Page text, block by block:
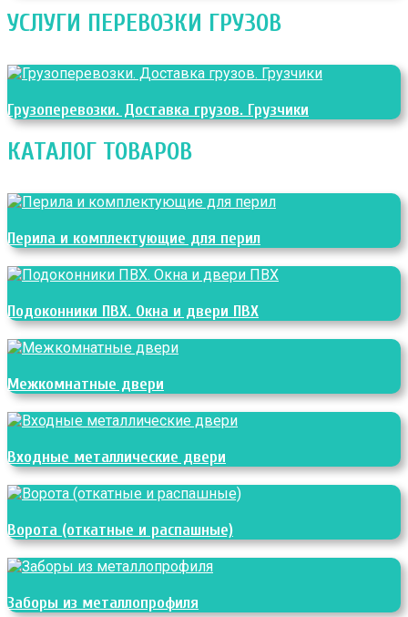
УСЛУГИ ПЕРЕВОЗКИ ГРУЗОВ
Грузоперевозки. Доставка грузов. Грузчики
КАТАЛОГ ТОВАРОВ
Перила и комплектующие для перил
Подоконники ПВХ. Окна и двери ПВХ
Межкомнатные двери
Входные металлические двери
Ворота (откатные и распашные)
Заборы из металлопрофиля